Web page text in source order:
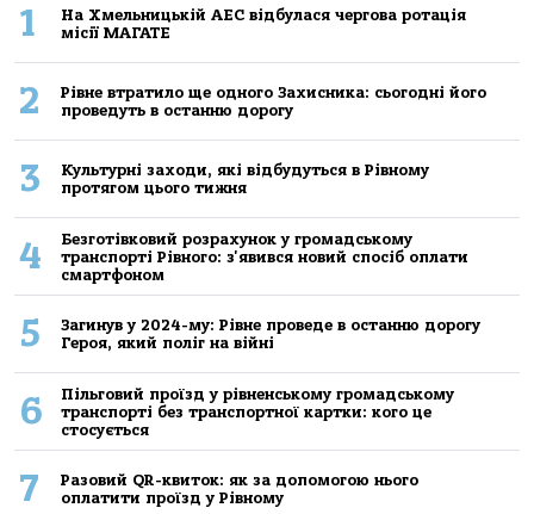
1
На Хмельницькій АЕС відбулася чергова ротація
місії МАГАТЕ
2
Рівне втратило ще одного Захисника: сьогодні його
проведуть в останню дорогу
3
Культурні заходи, які відбудуться в Рівному
протягом цього тижня
4
Безготівковий розрахунок у громадському
транспорті Рівного: з'явився новий спосіб оплати
смартфоном
5
Загинув у 2024-му: Рівне проведе в останню дорогу
Героя, який поліг на війні
6
Пільговий проїзд у рівненському громадському
транспорті без транспортної картки: кого це
стосується
7
Разовий QR-квиток: як за допомогою нього
оплатити проїзд у Рівному